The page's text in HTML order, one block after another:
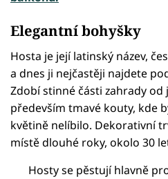
Elegantní bohyšky
Hosta je její latinský název,
a dnes ji nejčastěji najdete
Zdobí stinné části zahrady od
především tmavé kouty, kde
květině nelíbilo. Dekorativní
místě dlouhé roky, okolo 30
Hosty se pěstují hlavně